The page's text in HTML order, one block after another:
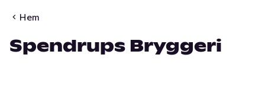
Hem
Spendrups Bryggeri